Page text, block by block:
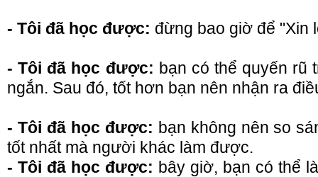
- Tôi đã học được: đừng bao giờ để "Xin
- Tôi đã học được: bạn có thể quyến rũ
ngắn. Sau đó, tốt hơn bạn nên nhận ra
- Tôi đã học được: bạn không nên so
tốt nhất mà người khác làm được.
- Tôi đã học được: bây giờ, bạn có thể